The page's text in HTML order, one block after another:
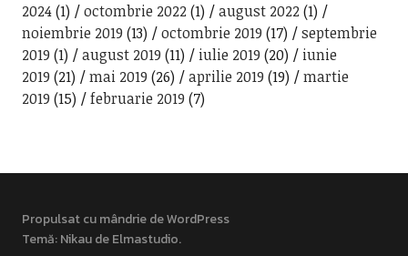
2024(1) octombrie 2022(1) august 2022(1)
noiembrie 2019 (13) octombrie 2019 (17)
septembrie
2019 (1) august 2019 (11) iulie 2019 (20)
iunie
2019 (21) mai 2019 (26) aprilie 2019 (19)
martie
2019 (15) februarie 2019 (7)
Propulsat cu mândrie de WordPress
Temă: Nikau deElmastudio.